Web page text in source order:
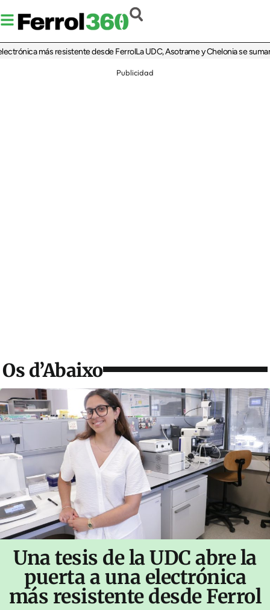
más resistente desde FerrolLa UDC, Asotrame y Chelonia se suman al
Publicidad
Os d’Abaixo
Una tesis de la UDC abre la
puerta a una electrónica
más resistente desde Ferrol